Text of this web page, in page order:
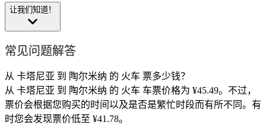
让我们知道！
常见问题解答
从 卡塔尼亚 到 陶尔米纳 的 火车 票多少钱？
从 卡塔尼亚 到 陶尔米纳 的 火车 车票价格为 ¥45.49。不过，
票价会根据您购买的时间以及是否是繁忙时段而有所不同。有
时您会发现票价低至 ¥41.78。